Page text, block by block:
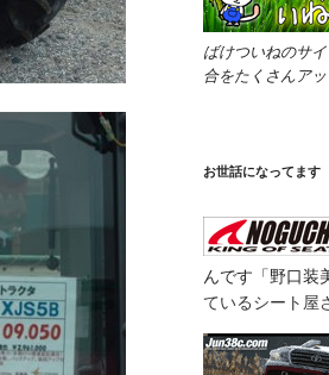
ばけついねのサ
合をたくさんア
お世話になってます
んです「野口装
ているシート屋